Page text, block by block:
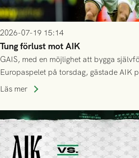
2026-07-19 15:14
Tung förlust mot AIK
GAIS, med en möjlighet att bygga
Europaspelet på torsdag, gästade AIK
Stockholm . Men trots konstant hotande
lyckades få in 2-0.
Läs mer